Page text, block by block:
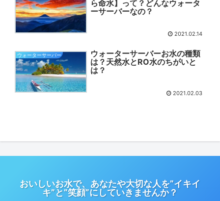
ら命水】って？どんなウォータ
ーサーバーなの？
2021.02.14
ウォーターサーバー
ウォーターサーバーお水の種類
は？天然水とRO水のちがいと
は？
2021.02.03
おいしいお水で、あなたや大切な人を”イキイ
キ”と”笑顔”にしていきませんか？